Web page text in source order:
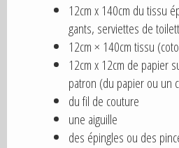
12cm x 140cm du tissu
gants, serviettes de
12cm × 140cm tissu
12cm x 12cm de papier
patron (du papier ou un
du fil de couture
une aiguille
des épingles ou des